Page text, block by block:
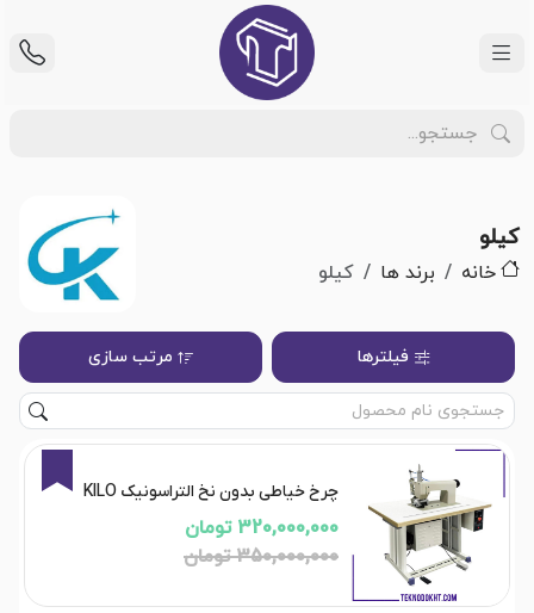
کیلو
خانه برند ها کیلو
فیلترها مرتب سازی
9%
چرخ خیاطی بدون نخ التراسونیک KILO
320,000,000 تومان
350,000,000 تومان